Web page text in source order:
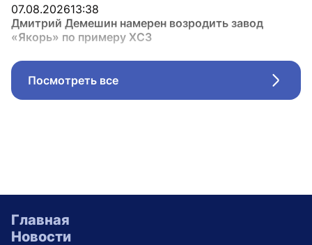
07.08.202613:38
Дмитрий Демешин намерен возродить завод
«Якорь» по примеру ХСЗ
Посмотреть все
Главная
Новости